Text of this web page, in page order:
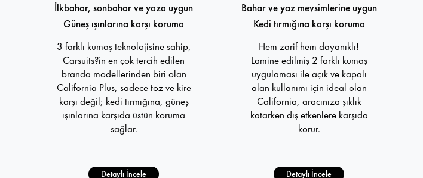
İlkbahar, sonbahar ve yaza uygun
Güneş ışınlarına karşı koruma
3 farklı kumaş teknolojisine sahip,
Carsuits?in en çok tercih edilen
branda modellerinden biri olan
California Plus, sadece toz ve kire
karşı değil; kedi tırmığına, güneş
ışınlarına karşıda üstün koruma
sağlar.
Detaylı İncele
Bahar ve yaz mevsimlerine uygun
Kedi tırmığına karşı koruma
Hem zarif hem dayanıklı!
Lamine edilmiş 2 farklı kumaş
uygulaması ile açık ve kapalı
alan kullanımı için ideal olan
California, aracınıza şıklık
katarken dış etkenlere karşıda
korur.
Detaylı İncele